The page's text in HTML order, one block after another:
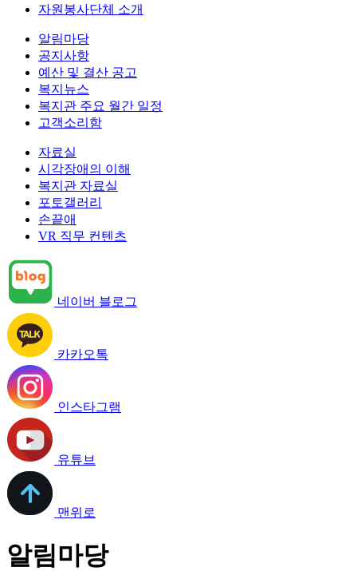
자원봉사단체 소개
알림마당
공지사항
예산 및 결산 공고
복지뉴스
복지관 주요 월간 일정
고객소리함
자료실
시각장애의 이해
복지관 자료실
포토갤러리
손끝애
VR 직무 컨텐츠
네이버 블로그
카카오톡
인스타그램
유튜브
맨위로
알림마당